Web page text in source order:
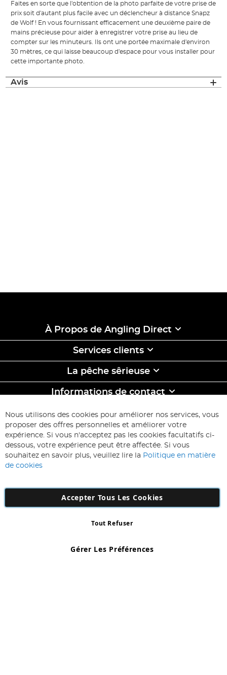
Faites en sorte que l'obtention de la photo parfaite de votre prise de
prix soit d'autant plus facile avec un déclencheur à distance Snapz
de Wolf ! En vous fournissant efficacement une deuxième paire de
mains précieuse pour aider à enregistrer votre prise au lieu de
compter sur les minuteurs. Ils ont une portée maximale d'environ
30 mètres, ce qui laisse beaucoup d'espace pour vous installer pour
cette importante photo.
Avis
À Propos de Angling Direct
Services clients
La pêche sêrieuse
Informations de contact
ABONNEZ-VOUS & ECONOMISEZ
Inscription
à
d’information
:
Inscription
Number: 863029607
Nous utilisons des cookies pour améliorer nos services, vous
proposer des offres personnelles et améliorer votre
expérience. Si vous n'acceptez pas les cookies facultatifs ci-
dessous, votre expérience peut être affectée. Si vous
souhaitez en savoir plus, veuillez lire la Politique en matière
de cookies
Accepter Tous Les Cookies
Gérer Les Préférences
Tout Refuser